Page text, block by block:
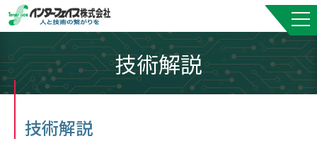
技術解説
技術解説